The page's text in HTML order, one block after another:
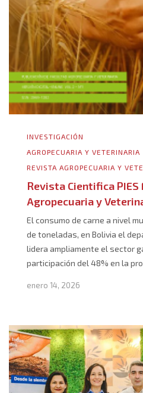
INVESTIGACIÓN
AGROPECUARIA Y VETERINARIA
REVISTA AGROPECUARIA Y
Revista Cientifica
Agropecuaria y
El consumo de carne a nivel
de toneladas, en Bolivia el
lidera ampliamente el sector
participación del 48% en la
enero 14, 2026